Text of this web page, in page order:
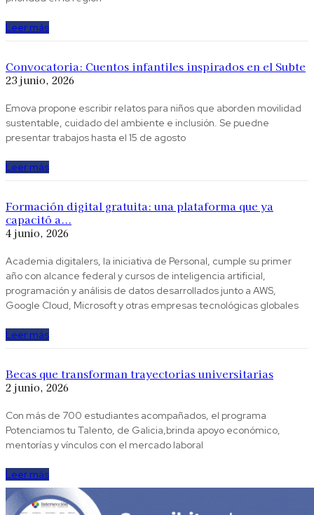
Leer más
Convocatoria: Cuentos infantiles inspirados en el Subte
23 junio, 2026
Emova propone escribir relatos para niños que aborden movilidad
sustentable, cuidado del ambiente e inclusión. Se puedne
presentar trabajos hasta el 15 de agosto
Leer más
Formación digital gratuita: una plataforma que ya
capacitó a...
4 junio, 2026
Academia digitalers, la iniciativa de Personal, cumple su primer
año con alcance federal y cursos de inteligencia artificial,
programación y análisis de datos desarrollados junto a AWS,
Google Cloud, Microsoft y otras empresas tecnológicas globales
Leer más
Becas que transforman trayectorias universitarias
2 junio, 2026
Con más de 700 estudiantes acompañados, el programa
Potenciamos tu Talento, de Galicia,brinda apoyo económico,
mentorías y vínculos con el mercado laboral
Leer más